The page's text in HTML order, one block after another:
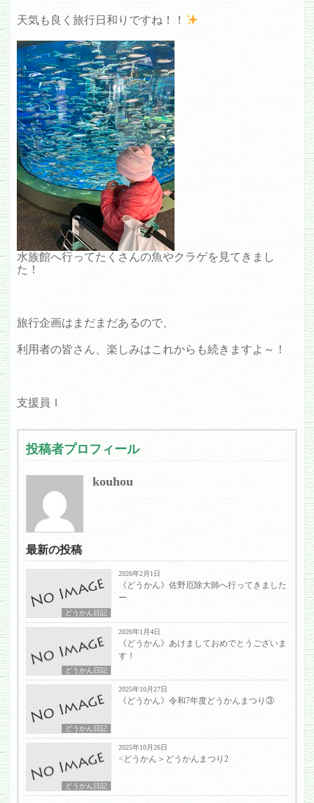
天気も良く旅行日和りですね！！
水族館へ行ってたくさんの魚やクラゲを見てきまし
た！
旅行企画はまだまだあるので、
利用者の皆さん、楽しみはこれからも続きますよ～！
支援員Ｉ
投稿者プロフィール
kouhou
最新の投稿
どうかん日記
2026年2月1日
《どうかん》佐野厄除大師へ行ってきました
ー
どうかん日記
2026年1月4日
《どうかん》あけましておめでとうございま
す！
どうかん日記
2025年10月27日
《どうかん》令和7年度どうかんまつり③
どうかん日記
2025年10月26日
<どうかん＞どうかんまつり2